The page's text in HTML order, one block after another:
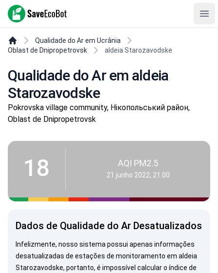
SaveEcoBot
Qualidade do Ar em Ucrânia
Oblast de Dnipropetrovsk
aldeia Starozavodske
Qualidade do Ar em aldeia
Starozavodske
Pokrovska village community, Нікопольський район,
Oblast de Dnipropetrovsk
18 AQI PM2.5
21 junho 2022, 21:00
Dados de Qualidade do Ar Desatualizados
Infelizmente, nosso sistema possui apenas informações
desatualizadas de estações de monitoramento em aldeia
Starozavodske, portanto, é impossível calcular o índice de